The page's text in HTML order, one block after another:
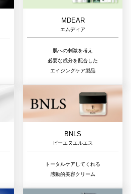
MDEAR
エムディア
肌への刺激を考え
必要な成分を配合した
エイジングケア製品
BNLS
ビーエヌエルエス
トータルケアしてくれる
感動的美容クリーム